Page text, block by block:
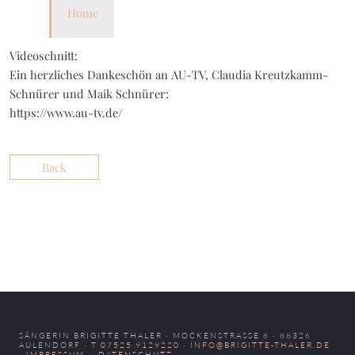
Home
Videoschnitt:
Ein herzliches Dankeschön an AU-TV, Claudia Kreutzkamm-
Schnürer und Maik Schnürer:
https://www.au-tv.de/
Back
SÄNGERIN BRIGITTE THALER · MOCKENSTRASSE 8 · 88326 A
ULENDORF · T 07525 9129220 · INFO@BRIGITTE-THALER.DE